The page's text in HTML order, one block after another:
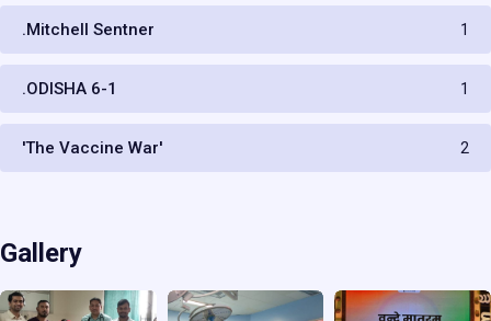
.Mitchell Sentner 1
.ODISHA 6-1 1
'The Vaccine War' 2
Gallery